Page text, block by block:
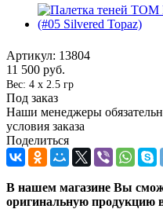
Артикул: 13804
11 500 руб.
Вес: 4 x 2.5 гр
Под заказ
Наши менеджеры
условия заказа
Поделиться
В нашем магазине Вы
оригинальную продукцию